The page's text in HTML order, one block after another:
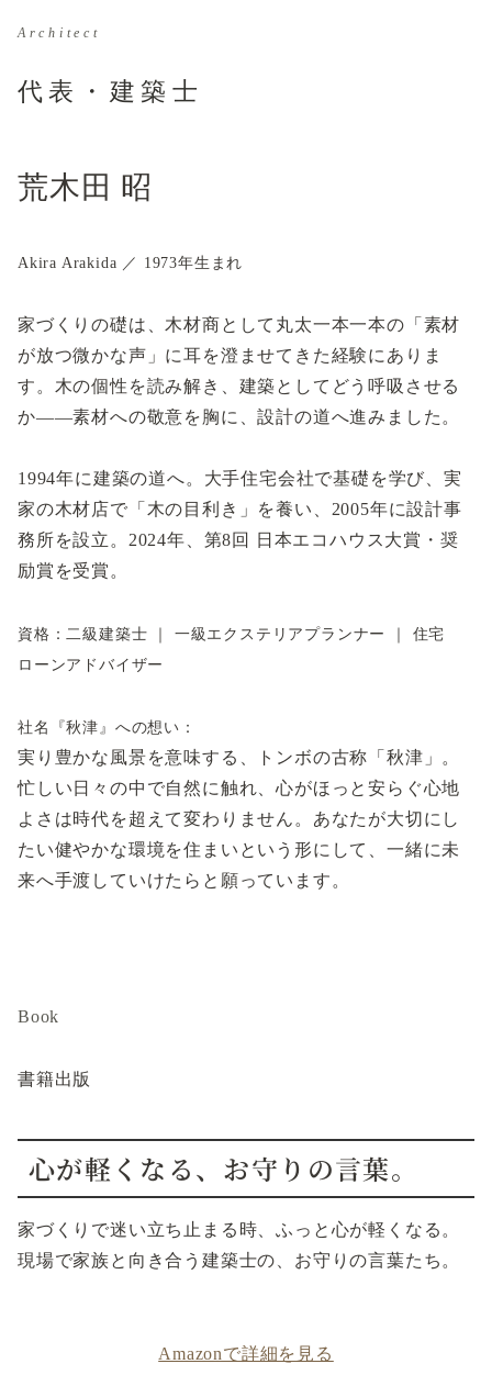
Architect
代表・建築士
荒木田 昭
Akira Arakida ／ 1973年生まれ
家づくりの礎は、木材商として丸太一本一本の「素材
が放つ微かな声」に耳を澄ませてきた経験にありま
す。木の個性を読み解き、建築としてどう呼吸させる
か——素材への敬意を胸に、設計の道へ進みました。
1994年に建築の道へ。大手住宅会社で基礎を学び、実
家の木材店で「木の目利き」を養い、2005年に設計事
務所を設立。2024年、第8回 日本エコハウス大賞・奨
励賞を受賞。
資格：二級建築士 ｜ 一級エクステリアプランナー ｜ 住宅
ローンアドバイザー
社名『秋津』への想い：
実り豊かな風景を意味する、トンボの古称「秋津」。
忙しい日々の中で自然に触れ、心がほっと安らぐ心地
よさは時代を超えて変わりません。あなたが大切にし
たい健やかな環境を住まいという形にして、一緒に未
来へ手渡していけたらと願っています。
Book
書籍出版
心が軽くなる、お守りの言葉。
家づくりで迷い立ち止まる時、ふっと心が軽くなる。
現場で家族と向き合う建築士の、お守りの言葉たち。
Amazonで詳細を見る